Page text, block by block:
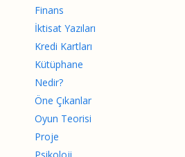
Finans
İktisat Yazıları
Kredi Kartları
Kütüphane
Nedir?
Öne Çıkanlar
Oyun Teorisi
Proje